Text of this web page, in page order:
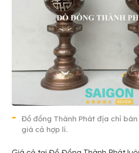
Đồ đồng Thành Phát địa chỉ
giá cả hợp lí.